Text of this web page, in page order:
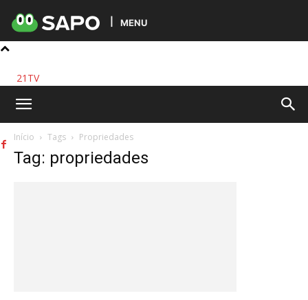
MENU
21TV
Início Tags Propriedades
Tag: propriedades